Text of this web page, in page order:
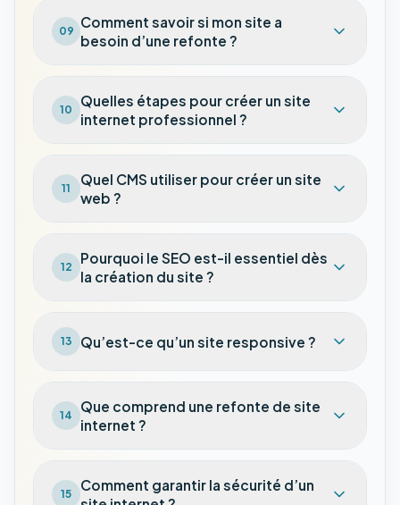
09
Comment savoir si mon site a
besoin d’une refonte ?
10
Quelles étapes pour créer un site
internet professionnel ?
11
Quel CMS utiliser pour créer un site
web ?
12
Pourquoi le SEO est-il essentiel dès
la création du site ?
13 Qu’est-ce qu’un site responsive ?
14
Que comprend une refonte de site
internet ?
15
Comment garantir la sécurité d’un